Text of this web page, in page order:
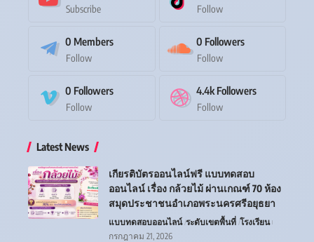
Subscribe Follow
0 Members
Follow
0 Followers
Follow
0 Followers
Follow
4.4k Followers
Follow
Latest News
เกียรติบัตรออนไลน์ฟรี แบบทดสอบ
ออนไลน์ เรื่อง กล้วยไม้ ผ่านเกณฑ์ 70 ห้อง
สมุดประชาชนอำเภอพระนครศรีอยุธยา
แบบทดสอบออนไลน์ ระดับเขตพื้นที่ โรงเรียน
กรกฎาคม 21, 2026